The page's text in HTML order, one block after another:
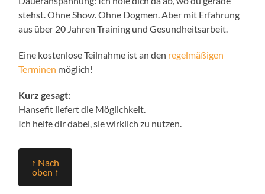
stehst. Ohne Show. Ohne Dogmen. Aber mit Erfahrung
aus über 20 Jahren Training und Gesundheitsarbeit.
Eine kostenlose Teilnahme ist an den regelmäßigen
Terminen möglich!
Kurz gesagt:
Hansefit liefert die Möglichkeit.
Ich helfe dir dabei, sie wirklich zu nutzen.
↑ Nach
oben ↑